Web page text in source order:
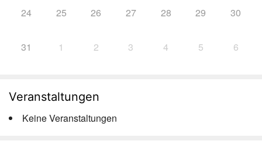
24 25 26 27 28 29 30
31 1 2 3 4 5 6
Veranstaltungen
Keine Veranstaltungen